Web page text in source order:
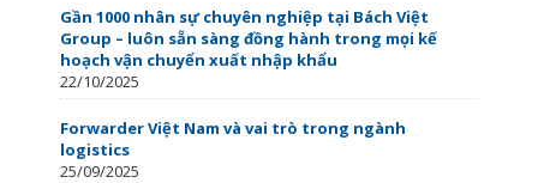
Gần 1000 nhân sự chuyên nghiệp tại Bách Việt
Group – luôn sẵn sàng đồng hành trong mọi kế
hoạch vận chuyển xuất nhập khẩu
22/10/2025
Forwarder Việt Nam và vai trò trong ngành
logistics
25/09/2025